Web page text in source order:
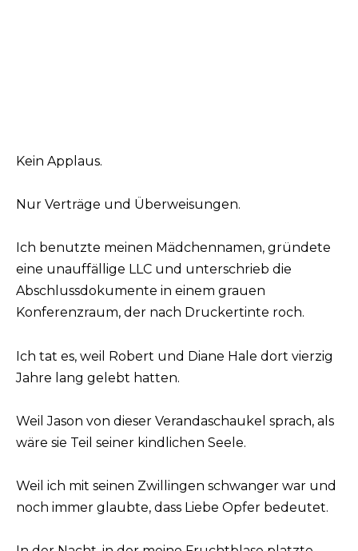
Kein Applaus.
Nur Verträge und Überweisungen.
Ich benutzte meinen Mädchennamen, gründete
eine unauffällige LLC und unterschrieb die
Abschlussdokumente in einem grauen
Konferenzraum, der nach Druckertinte roch.
Ich tat es, weil Robert und Diane Hale dort vierzig
Jahre lang gelebt hatten.
Weil Jason von dieser Verandaschaukel sprach, als
wäre sie Teil seiner kindlichen Seele.
Weil ich mit seinen Zwillingen schwanger war und
noch immer glaubte, dass Liebe Opfer bedeutet.